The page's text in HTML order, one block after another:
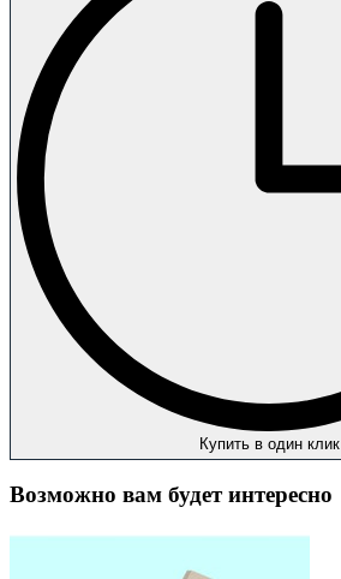
Купить в один клик
Возможно вам будет интересно